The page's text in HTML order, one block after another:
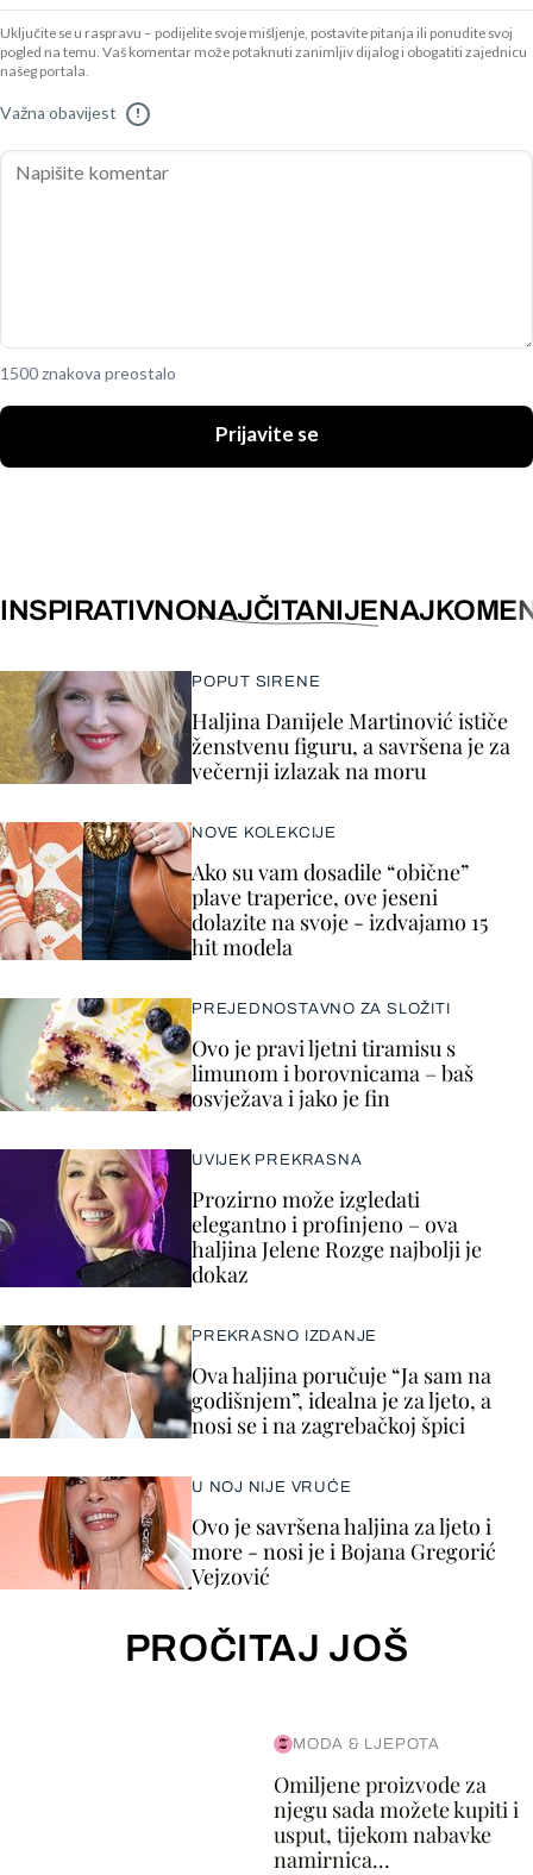
Uključite se u raspravu – podijelite svoje mišljenje, postavite pitanja ili ponudite svoj
pogled na temu. Vaš komentar može potaknuti zanimljiv dijalog i obogatiti zajednicu
našeg portala.
Važna obavijest !
1500 znakova preostalo
Prijavite se
INSPIRATIVNONAJČITANIJE
POPUT SIRENE
Haljina Danijele Martinović ističe
ženstvenu figuru, a savršena je za
večernji izlazak na moru
NOVE KOLEKCIJE
Ako su vam dosadile “obične”
plave traperice, ove jeseni
dolazite na svoje - izdvajamo 15
hit modela
PREJEDNOSTAVNO ZA SLOŽITI
Ovo je pravi ljetni tiramisu s
limunom i borovnicama – baš
osvježava i jako je fin
UVIJEK PREKRASNA
Prozirno može izgledati
elegantno i profinjeno – ova
haljina Jelene Rozge najbolji je
dokaz
PREKRASNO IZDANJE
Ova haljina poručuje “Ja sam na
godišnjem”, idealna je za ljeto, a
nosi se i na zagrebačkoj špici
U NOJ NIJE VRUĆE
Ovo je savršena haljina za ljeto i
more - nosi je i Bojana Gregorić
Vejzović
PROČITAJ JOŠ
MODA & LJEPOTA
Omiljene proizvode za
njegu sada možete kupiti i
usput, tijekom nabavke
namirnica...